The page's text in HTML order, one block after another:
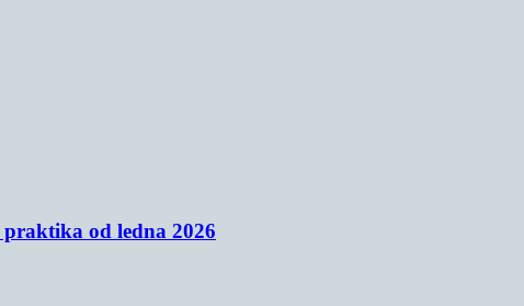
praktika od ledna 2026